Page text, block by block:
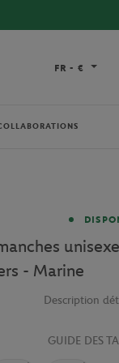
FR - €
unisexe
- Marine
Description
GUIDE DES